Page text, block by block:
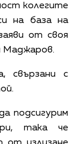
колегите
на база на
от своя
Маджаров.
свързани с
подсигурим
така че